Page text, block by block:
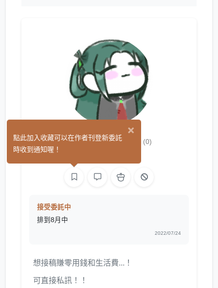
希澈（小魚） (0)
接受委託中
排到8月中
2022/07/24
想接稿賺零用錢和生活費...！
可直接私訊！！
×
點此加入收藏可以在作者刊登新委託
時收到通知喔！